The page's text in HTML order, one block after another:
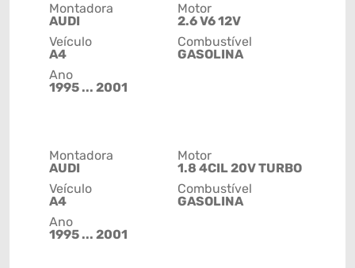
Montadora
AUDI
Veículo
A4
Ano
1995 ... 2001
Motor
2.6 V6 12V
Combustível
GASOLINA
Montadora
AUDI
Veículo
A4
Ano
1995 ... 2001
Motor
1.8 4CIL 20V TURBO
Combustível
GASOLINA